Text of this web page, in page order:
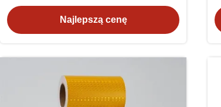
Zwiększania Widoczności Pojazdów
Najlepszą cenę